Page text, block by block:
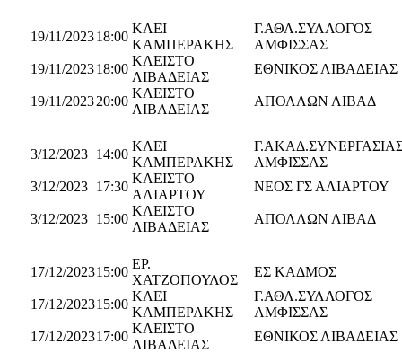
19/11/202318:00
ΚΛΕΙ
ΚΑΜΠΕΡΑΚΗΣ
Γ.ΑΘΛ.ΣΥΛΛΟΓΟΣ
ΑΜΦΙΣΣΑΣ
19/11/202318:00
ΚΛΕΙΣΤΟ
ΛΙΒΑΔΕΙΑΣ
ΕΘΝΙΚΟΣ ΛΙΒΑΔΕΙΑΣ
19/11/202320:00
ΚΛΕΙΣΤΟ
ΛΙΒΑΔΕΙΑΣ
ΑΠΟΛΛΩΝ ΛΙΒΑΔ
3/12/2023 14:00
ΚΛΕΙ
ΚΑΜΠΕΡΑΚΗΣ
ΑΜΦΙΣΣΑΣ
3/12/2023 17:30
ΚΛΕΙΣΤΟ
ΑΛΙΑΡΤΟΥ
ΝΕΟΣ ΓΣ ΑΛΙΑΡΤΟΥ
3/12/2023 15:00
ΚΛΕΙΣΤΟ
ΛΙΒΑΔΕΙΑΣ
ΑΠΟΛΛΩΝ ΛΙΒΑΔ
17/12/202315:00
ΕΡ.
ΧΑΤΖΟΠΟΥΛΟΣ
ΕΣ ΚΑΔΜΟΣ
17/12/202315:00
ΚΛΕΙ
ΚΑΜΠΕΡΑΚΗΣ
Γ.ΑΘΛ.ΣΥΛΛΟΓΟΣ
ΑΜΦΙΣΣΑΣ
17/12/202317:00
ΚΛΕΙΣΤΟ
ΛΙΒΑΔΕΙΑΣ
ΕΘΝΙΚΟΣ ΛΙΒΑΔΕΙΑΣ